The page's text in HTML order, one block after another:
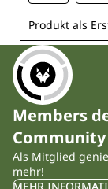
Members
Als Mitglied
mehr!